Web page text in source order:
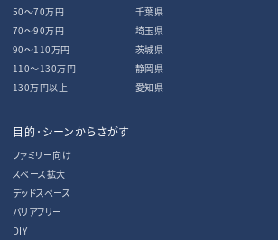
50〜70万円
70〜90万円
90〜110万円
110〜130万円
130万円以上
千葉県
埼玉県
茨城県
静岡県
愛知県
目的･シーンからさがす
ファミリー向け
スペース拡大
デッドスペース
バリアフリー
DIY